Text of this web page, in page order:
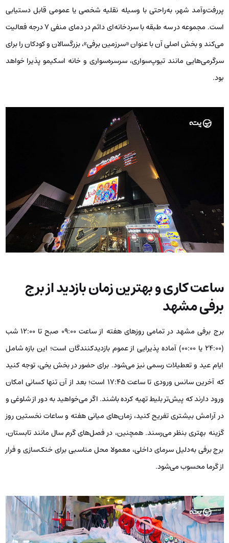
پررفت‌وآمد شهر، به‌راحتی با وسیله نقلیه شخصی یا عمومی قابل دستیابی
است. مجموعه در سه طبقه با سردخانه‌ای دائم در دمای منفی ۷ درجه فعالیت
می‌کند و بخش اصلی آن با عنوان «سرزمین برفی»، بزرگسالان و کودکان را برای
سرگرمی‌هایی مانند تیوپ‌سواری، سرسره‌سواری و خانه اسکیمو پذیرا خواهد
بود.
ساعت کاری و بهترین زمان بازدید از برج
برفی مشهد
برج برفی مشهد در تمامی روزهای هفته از ساعت 09:00 صبح تا 12:00 شب
(24:00 یا 00:00) آماده پذیرایی از عموم بازدیدکنندگان است؛ این بازه شامل
ایام عید و تعطیلات رسمی نیز می‌شود. برای حضور در بخش یخی، توجه کنید
که آخرین سانس ورودی تا ساعت ۱۷:۴۵ است؛ بعد از آن تنها کسانی امکان
ورود دارند که پیش‌تر بلیط تهیه کرده باشند. اگر می‌خواهید به دور از شلوغی و
در آرامش بیشتری تفریح کنید، زمان‌های میانی هفته و ساعات نخستین روز
گزینه بهتری بنظر می‌رسند. همچنین، در فصل‌های گرم سال مانند تابستان،
برج برفی به‌دلیل سرمای داخلی، معمولا محل مناسبی برای خنک‌سازی و فرار
از گرما محسوب می‌شود.